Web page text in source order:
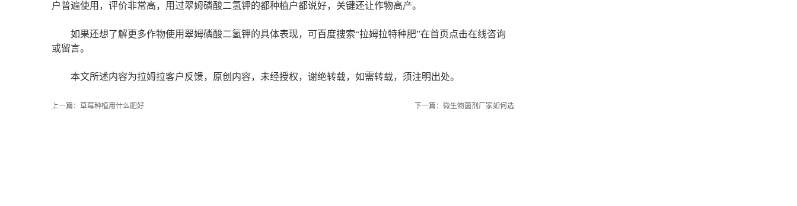
户普遍使用，评价非常高，用过翠姆磷酸二氢钾的都种植户都说好，关键还让作物高产。
如果还想了解更多作物使用翠姆磷酸二氢钾的具体表现，可百度搜索“拉姆拉特种肥”在首页点击在线咨询
或留言。
本文所述内容为拉姆拉客户反馈，原创内容，未经授权，谢绝转载，如需转载，须注明出处。
上一篇： 草莓种植用什么肥好 下一篇： 微生物菌剂厂家如何选